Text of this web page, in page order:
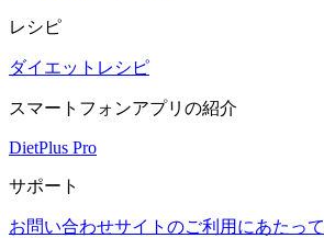
レシピ
ダイエットレシピ
スマートフォンアプリの紹介
DietPlus Pro
サポート
お問い合わせサイトのご利用にあたって